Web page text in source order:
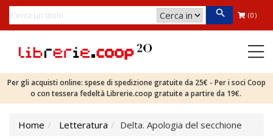
(0)
Per gli acquisti online: spese di spedizione gratuite da 25€ - Per i soci Coop
o con tessera fedeltà Librerie.coop gratuite a partire da 19€.
Home Letteratura Delta. Apologia del secchione